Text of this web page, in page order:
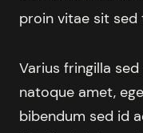
proin vitae sit
Varius fringilla
natoque amet,
bibendum sed id